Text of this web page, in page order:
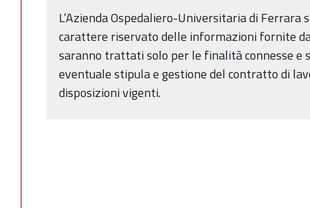
L’Azienda Ospedaliero-Universitaria di
carattere riservato delle informazioni fornite
saranno trattati solo per le finalità connesse e
eventuale stipula e gestione del contratto di
disposizioni vigenti.